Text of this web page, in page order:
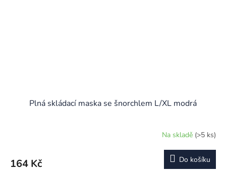
Plná skládací maska se šnorchlem L/XL modrá
Na skladě (>5 ks)
164 Kč Do košíku